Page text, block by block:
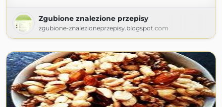
Zgubione znalezione przepisy
zgubione-znalezioneprzepisy.blogspot.com